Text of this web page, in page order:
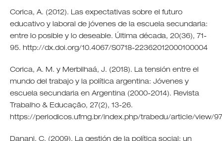
Corica, A. (2012). Las expectativas sobre el futuro
educativo y laboral de jóvenes de la escuela secundaria:
entre lo posible y lo deseable. Última década, 20(36), 71-
95. http://dx.doi.org/10.4067/S0718-22362012000100004
Corica, A. M. y Merbilhaá, J. (2018). La tensión entre el
mundo del trabajo y la política argentina: Jóvenes y
escuela secundaria en Argentina (2000-2014). Revista
Trabalho & Educação, 27(2), 13-26.
https://periodicos.ufmg.br/index.php/trabedu/article/view/